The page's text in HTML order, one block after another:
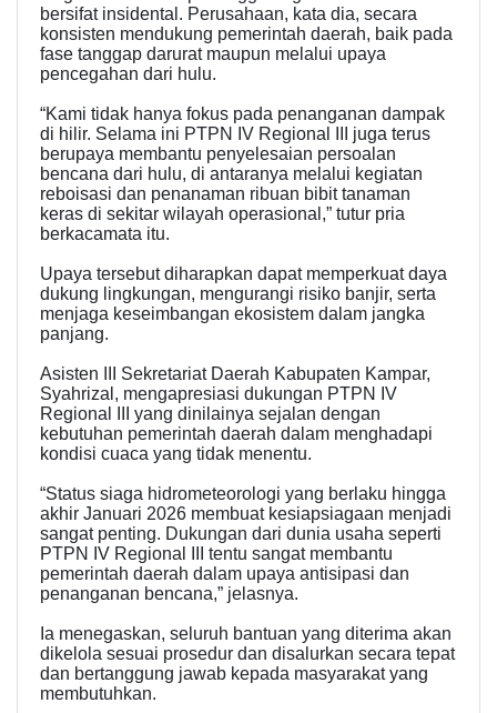
bersifat insidental. Perusahaan, kata dia, secara
konsisten mendukung pemerintah daerah, baik pada
fase tanggap darurat maupun melalui upaya
pencegahan dari hulu.
“Kami tidak hanya fokus pada penanganan dampak
di hilir. Selama ini PTPN IV Regional III juga terus
berupaya membantu penyelesaian persoalan
bencana dari hulu, di antaranya melalui kegiatan
reboisasi dan penanaman ribuan bibit tanaman
keras di sekitar wilayah operasional,” tutur pria
berkacamata itu.
Upaya tersebut diharapkan dapat memperkuat daya
dukung lingkungan, mengurangi risiko banjir, serta
menjaga keseimbangan ekosistem dalam jangka
panjang.
Asisten III Sekretariat Daerah Kabupaten Kampar,
Syahrizal, mengapresiasi dukungan PTPN IV
Regional III yang dinilainya sejalan dengan
kebutuhan pemerintah daerah dalam menghadapi
kondisi cuaca yang tidak menentu.
“Status siaga hidrometeorologi yang berlaku hingga
akhir Januari 2026 membuat kesiapsiagaan menjadi
sangat penting. Dukungan dari dunia usaha seperti
PTPN IV Regional III tentu sangat membantu
pemerintah daerah dalam upaya antisipasi dan
penanganan bencana,” jelasnya.
Ia menegaskan, seluruh bantuan yang diterima akan
dikelola sesuai prosedur dan disalurkan secara tepat
dan bertanggung jawab kepada masyarakat yang
membutuhkan.